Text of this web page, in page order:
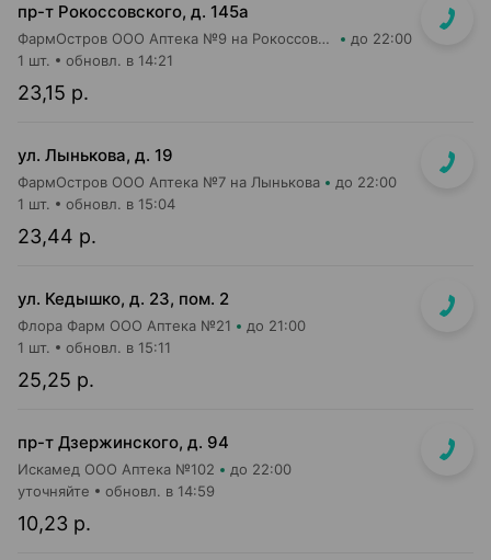
пр-т Рокоссовского, д. 145а
ФармОстров ООО Аптека №9 на Рокоссовского до 22:00
23,15 р.
1 шт. обновл. в 14:21
ул. Лынькова, д. 19
ФармОстров ООО Аптека №7 на Лынькова до 22:00
23,44 р.
1 шт. обновл. в 15:04
ул. Кедышко, д. 23, пом. 2
Флора Фарм ООО Аптека №21 до 21:00
25,25 р.
1 шт. обновл. в 15:11
пр-т Дзержинского, д. 94
Искамед ООО Аптека №102 до 22:00
10,23 р.
уточняйте обновл. в 14:59